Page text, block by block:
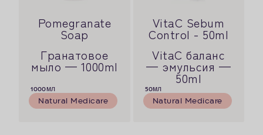
Pomegranate
Soap
Гранатовое
мыло — 1000ml
1000мл
Natural Medicare
VitaC Sebum
Control - 50ml
VitaC баланс
— эмульсия —
50ml
50мл
Natural Medicare